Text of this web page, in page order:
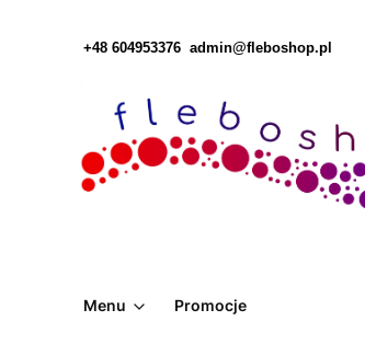
+48 604953376 admin@fleboshop.pl
Menu Promocje